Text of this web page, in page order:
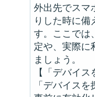
外出先でスマ
りした時に
す。ここでは
定や、実際に
ましょう。
【「デバイ
「デバイス